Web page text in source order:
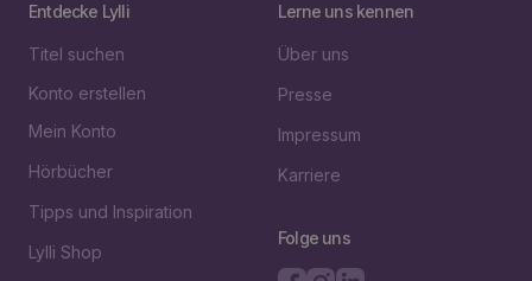
Entdecke Lylli
Titel suchen
Konto erstellen
Mein Konto
Hörbücher
Tipps und Inspiration
Lylli Shop
Lerne uns kennen
Über uns
Presse
Impressum
Karriere
Folge uns